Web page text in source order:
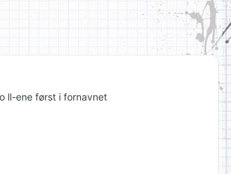
ll-ene først i fornavnet